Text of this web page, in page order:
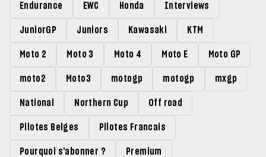
Endurance EWC Honda Interviews
JuniorGP Juniors Kawasaki KTM
Moto 2 Moto 3 Moto 4 Moto E Moto GP
moto2 Moto3 motogp motogp mxgp
National Northern Cup Off road
Pilotes Belges Pilotes Francais
Pourquoi s'abonner ? Premium